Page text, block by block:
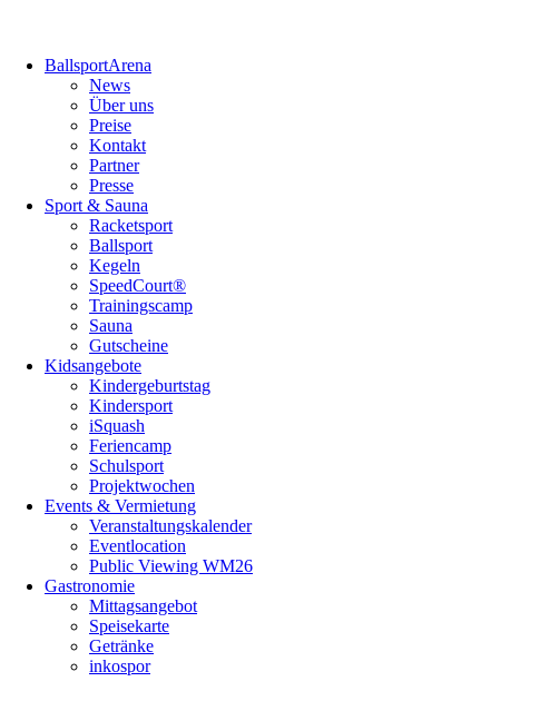
überspringenBallsportArena
News
Über uns
Preise
Kontakt
Partner
Presse
Sport & Sauna
Racketsport
Ballsport
Kegeln
SpeedCourt®
Trainingscamp
Sauna
Gutscheine
Kidsangebote
Kindergeburtstag
Kindersport
iSquash
Feriencamp
Schulsport
Projektwochen
Events & Vermietung
Veranstaltungskalender
Eventlocation
Public Viewing WM26
Gastronomie
Mittagsangebot
Speisekarte
Getränke
inkospor